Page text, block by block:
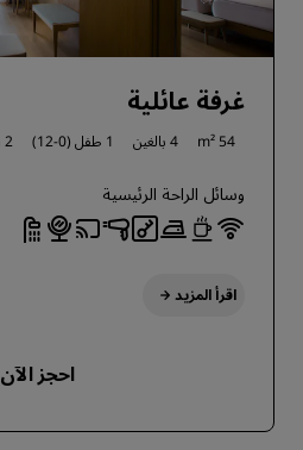
غرفة عائلية
54 m² 4 بالغين 1 طفل (0-12) 2 سريران منفردان
وسائل الراحة الرئيسية
اقرأ المزيد
احجز الآن